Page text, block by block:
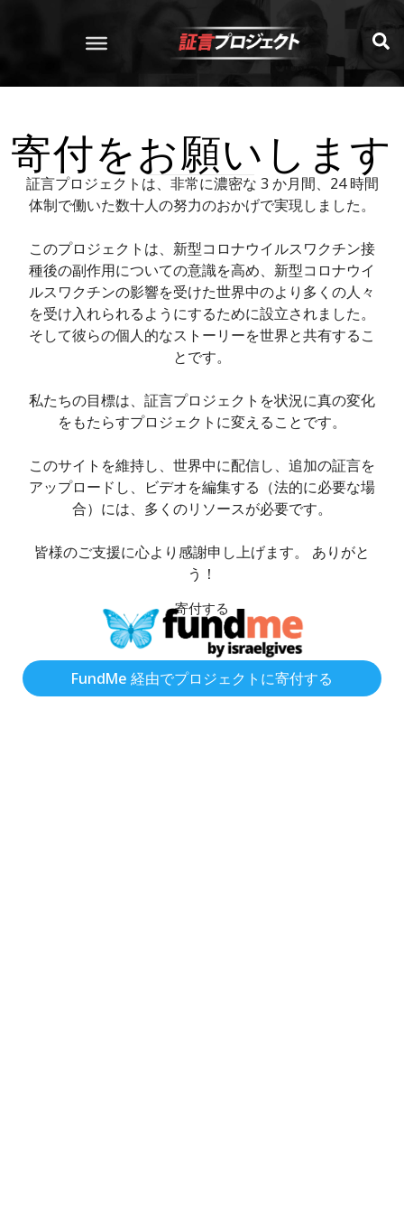
寄付をお願いします
証言プロジェクトは、非常に濃密な 3 か月間、24 時間
体制で働いた数十人の努力のおかげで実現しました。
このプロジェクトは、新型コロナウイルスワクチン接
種後の副作用についての意識を高め、新型コロナウイ
ルスワクチンの影響を受けた世界中のより多くの人々
を受け入れられるようにするために設立されました。
そして彼らの個人的なストーリーを世界と共有するこ
とです。
私たちの目標は、証言プロジェクトを状況に真の変化
をもたらすプロジェクトに変えることです。
このサイトを維持し、世界中に配信し、追加の証言を
アップロードし、ビデオを編集する（法的に必要な場
合）には、多くのリソースが必要です。
皆様のご支援に心より感謝申し上げます。 ありがと
う！
寄付する
FundMe 経由でプロジェクトに寄付する